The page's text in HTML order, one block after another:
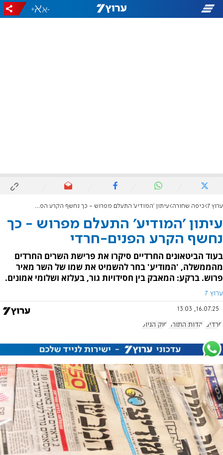
-
+
ערוץ 7 כיפה שחורה עיתון 'המודיע' התעלם מפרוש - כך נחשף הקרע הפנים-חרדי
עיתון 'המודיע' התעלם מפרוש - כך
נחשף הקרע הפנים-חרדי
בעוד הביטאונים החרדיים סיקרו את פרישת השרים החרדים
מהממשלה, 'המודיע' בחר להשמיט את שמו של השר מאיר
פרוש. ברקע: המאבק בין חסידויות גור, בעלזא ושלומי אמונים.
ערוץ 7
16.07.25, 13:03
חרדים יהדות התורה חוק הגיוס